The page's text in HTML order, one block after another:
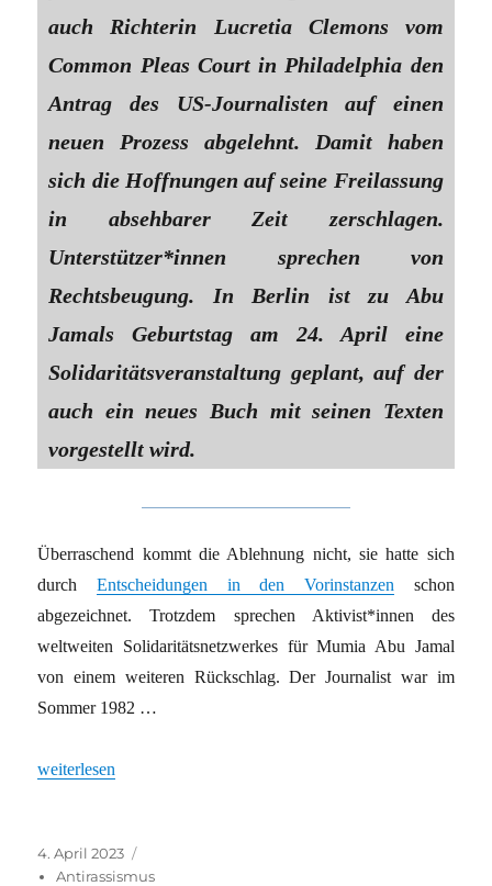
auch Richterin Lucretia Clemons vom
Common Pleas Court in Philadelphia den
Antrag des US-Journalisten auf einen
neuen Prozess abgelehnt. Damit haben
sich die Hoffnungen auf seine Freilassung
in absehbarer Zeit zerschlagen.
Unterstützer*innen sprechen von
Rechtsbeugung. In Berlin ist zu Abu
Jamals Geburtstag am 24. April eine
Solidaritätsveranstaltung geplant, auf der
auch ein neues Buch mit seinen Texten
vorgestellt wird.
Überraschend kommt die Ablehnung nicht, sie hatte sich
durchEntscheidungen in den Vorinstanzen schon
abgezeichnet. Trotzdem sprechen Aktivist*innen des
weltweiten Solidaritätsnetzwerkes für Mumia Abu Jamal
von einem weiteren Rückschlag. Der Journalist war im
Sommer 1982 …
„Kein neuer Prozess für Mumia Abu Jamal“
weiterlesen
Veröffentlicht
am
4. April 2023
Antirassismus